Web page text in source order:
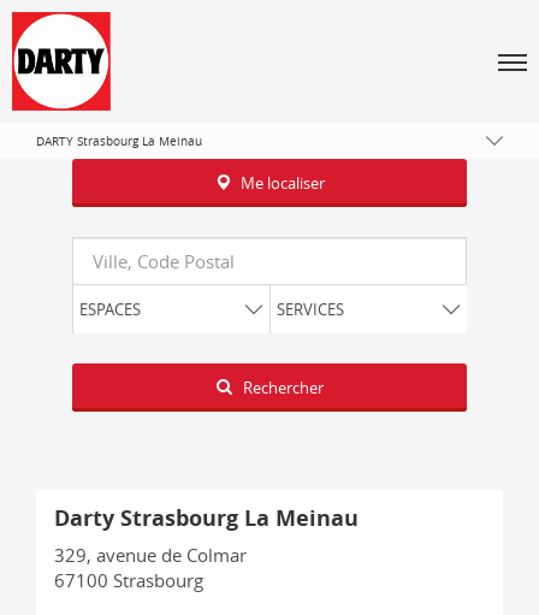
Bas-Rhin
Strasbourg
DARTY Strasbourg La Meinau
Me localiser
Requête
ESPACES SERVICES
Latitude
Longitude
Rechercher
Darty Strasbourg La Meinau
329, avenue de Colmar
67100 Strasbourg